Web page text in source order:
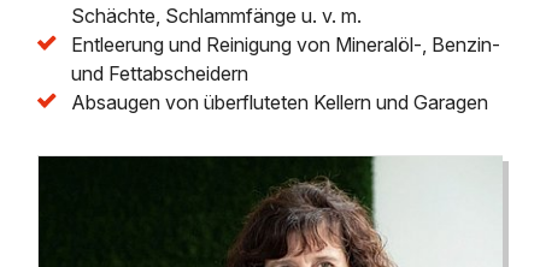
Schächte, Schlammfänge u. v. m.
Entleerung und Reinigung von Mineralöl-, Benzin-
und Fettabscheidern
Absaugen von überfluteten Kellern und Garagen